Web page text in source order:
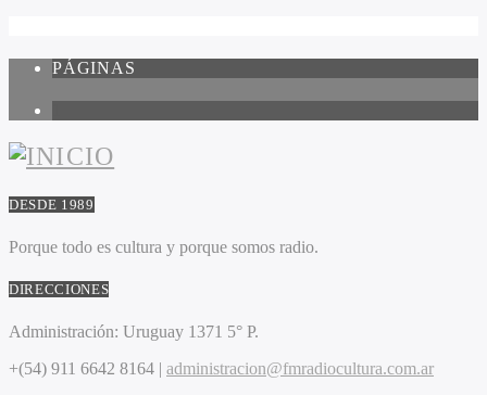
PÁGINAS
DESDE 1989
Porque todo es cultura y porque somos radio.
DIRECCIONES
Administración: Uruguay 1371 5° P.
+(54) 911 6642 8164 | administracion@fmradiocultura.com.ar